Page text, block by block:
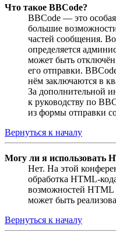
Что такое BBCode?
BBCode — это
большие
частей сообщения.
определяется
может быть
его отправки.
нём заключаются в
За дополнительной
к руководству по
из формы отправки
Вернуться к началу
Могу ли я использовать
Нет. На этой
обработка HTML-
возможностей
может быть
Вернуться к началу